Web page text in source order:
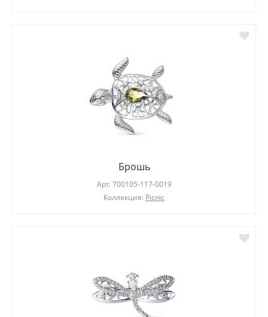
Брошь
Арт. 700105-117-0019
Коллекция: Picnic